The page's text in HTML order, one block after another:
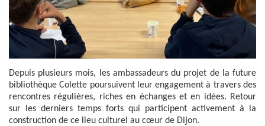
Depuis plusieurs mois, les ambassadeurs du projet de la future
bibliothèque Colette poursuivent leur engagement à travers des
rencontres régulières, riches en échanges et en idées. Retour
sur les derniers temps forts qui participent activement à la
construction de ce lieu culturel au cœur de Dijon.